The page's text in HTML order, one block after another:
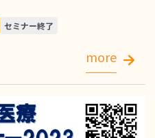
セミナー終了
more